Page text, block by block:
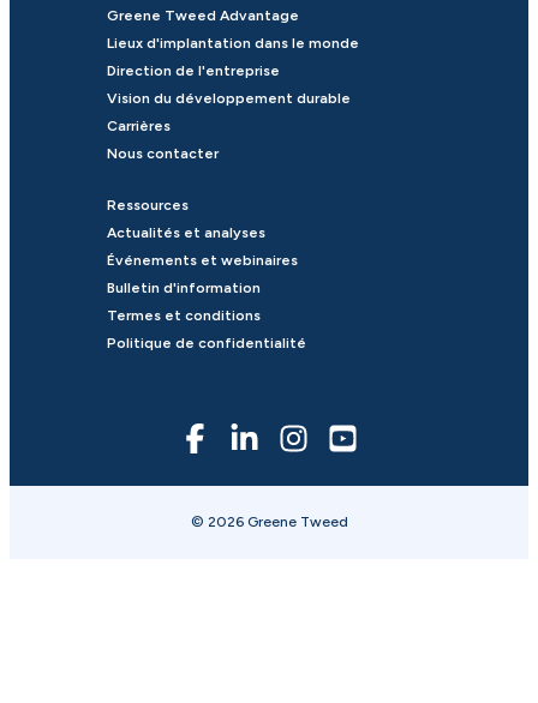
Greene Tweed Advantage
Lieux d'implantation dans le monde
Direction de l'entreprise
Vision du développement durable
Carrières
Nous contacter
Ressources
Actualités et analyses
Événements et webinaires
Bulletin d'information
Termes et conditions
Politique de confidentialité
© 2026 Greene Tweed